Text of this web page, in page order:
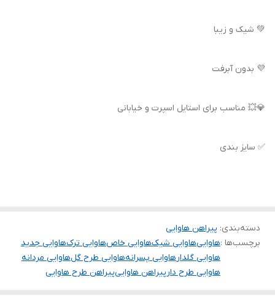
💚 شیک و زیبا
💜 بدون آبرفت
💎💥 مناسب برای استایل اسپرت و خیابانی
✅ سایز بندی
دسته‌بندی: پیراهن هاوایی
برچسب‌ها :هاواییهاوایی شیکهاوایی خاصهاوایی ترکهاوایی جدید
هاوایی گلدار هاوایی پسرانههاوایی طرح گلهاوایی مردانه
هاوایی طرح دار پیراهن هاواییپیراهن طرح هاوایی